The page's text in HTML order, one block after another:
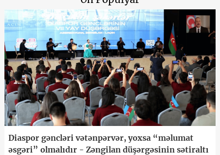
Diaspor gəncləri vətənpərvər, yoxsa “məlumat
əsgəri” olmalıdır - Zəngilan düşərgəsinin sətiraltı